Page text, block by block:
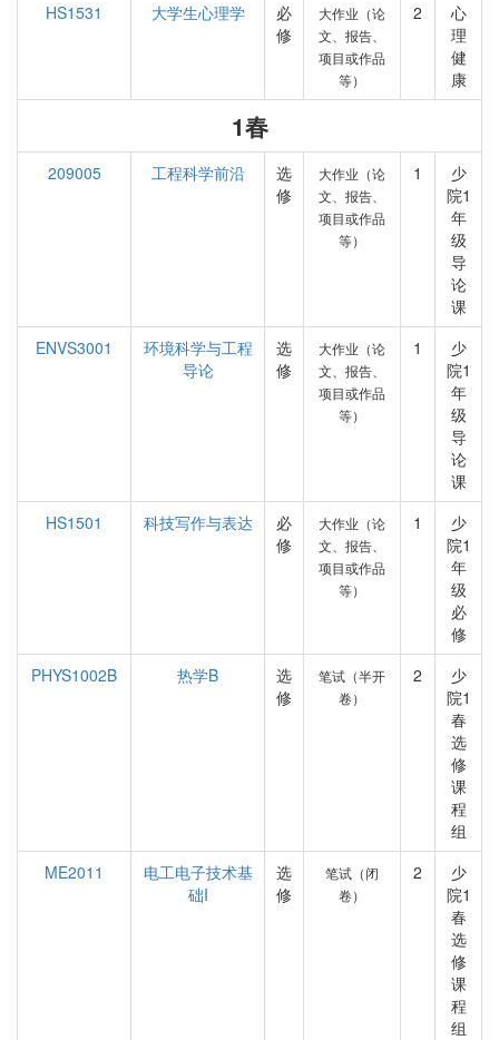
HS1531 大学生心理学
必
修
大作业（论
文、报告、
项目或作品
等）
2
心
理
健
康
1春
209005 工程科学前沿
选
修
大作业（论
文、报告、
项目或作品
等）
1
少
院1
年
级
导
论
课
ENVS3001
环境科学与工程
导论
选
修
大作业（论
文、报告、
项目或作品
等）
1
少
院1
年
级
导
论
课
HS1501
科技写作与表达
必
修
大作业（论
文、报告、
项目或作品
等）
1
少
院1
年
级
必
修
PHYS1002B
热学B
选
修
笔试（半开
卷）
2
少
院1
春
选
修
课
程
组
ME2011
电工电子技术基
础I
选
修
笔试（闭
卷）
2
少
院1
春
选
修
课
程
组